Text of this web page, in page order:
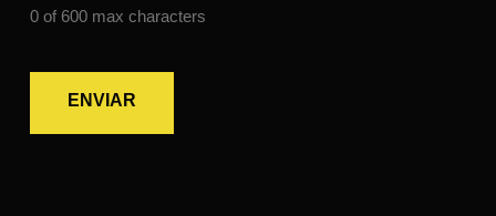
0 of 600 max characters